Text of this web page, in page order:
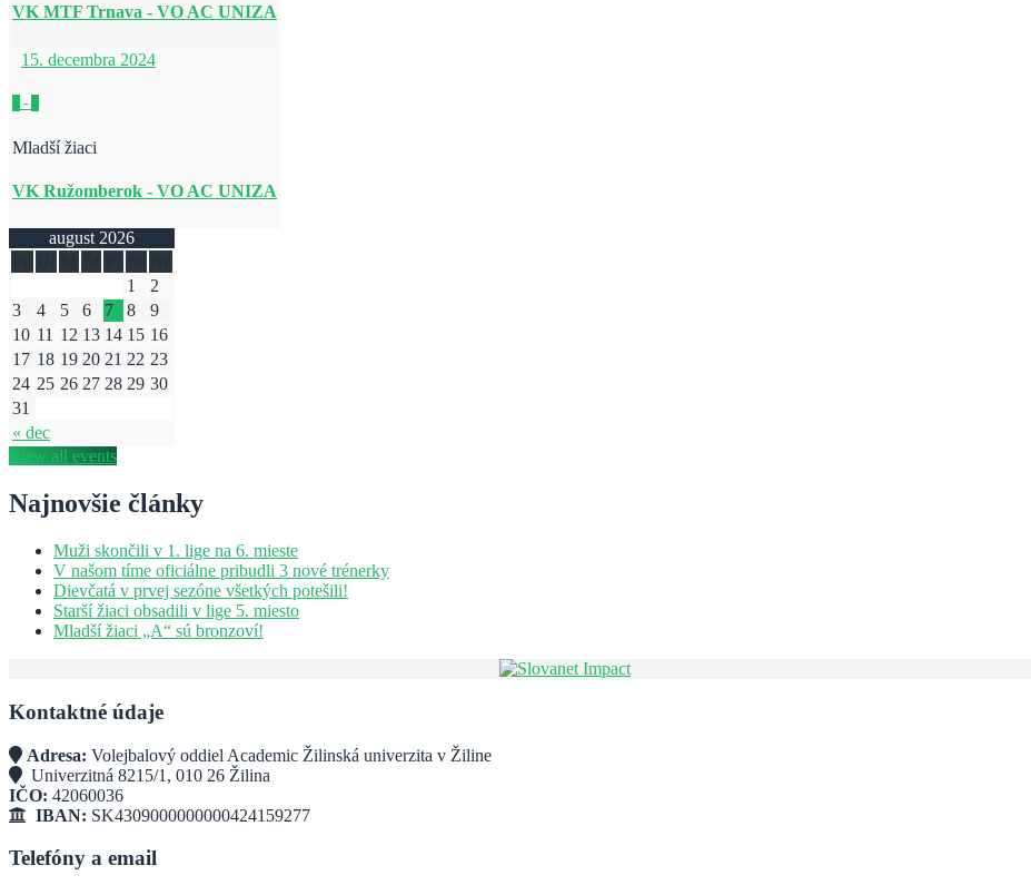
VK MTF Trnava - VO AC UNIZA
15. decembra 2024
-
Mladší žiaci
VK Ružomberok - VO AC UNIZA
august 2026
« dec
1
2
3
4 5 6 7 8
9
10 11 12 13 14 15 16
17 18 19 20 21 22 23
24 25 26 27 28 29 30
31
View all events
Najnovšie články
Muži skončili v 1. lige na 6. mieste
V našom tíme oficiálne pribudli 3 nové trénerky
Dievčatá v prvej sezóne všetkých potešili!
Starší žiaci obsadili v lige 5. miesto
Mladší žiaci „A“ sú bronzoví!
Kontaktné údaje
Adresa: Volejbalový oddiel Academic Žilinská univerzita v Žiline
Univerzitná 8215/1, 010 26 Žilina
IČO: 42060036
IBAN: SK4309000000000424159277
Telefóny a email